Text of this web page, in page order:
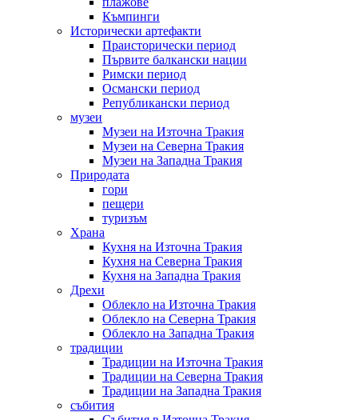
Къмпинги
Исторически артефакти
Праисторически период
Първите балкански нации
Римски период
Османски период
Републикански период
музеи
Музеи на Източна Тракия
Музеи на Северна Тракия
Музеи на Западна Тракия
Природата
гори
пещери
туризъм
Храна
Кухня на Източна Тракия
Кухня на Северна Тракия
Кухня на Западна Тракия
Дрехи
Облекло на Източна Тракия
Облекло на Северна Тракия
Облекло на Западна Тракия
традиции
Традиции на Източна Тракия
Традиции на Северна Тракия
Традиции на Западна Тракия
събития